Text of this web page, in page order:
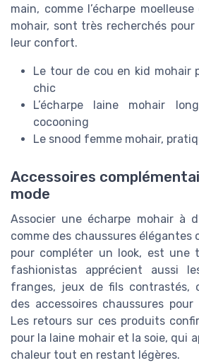
main, comme l’écharpe
mohair, sont très recherchés
leur confort.
Le tour de cou en kid mohair
chic
L’écharpe laine mohair
cocooning
Le snood femme mohair,
Accessoires
mode
Associer une écharpe mohair à
comme des chaussures élégantes
pour compléter un look, est une
fashionistas apprécient aussi
franges, jeux de fils contrastés,
des accessoires chaussures
Les retours sur ces produits
pour la laine mohair et la soie, qui
chaleur tout en restant légères.